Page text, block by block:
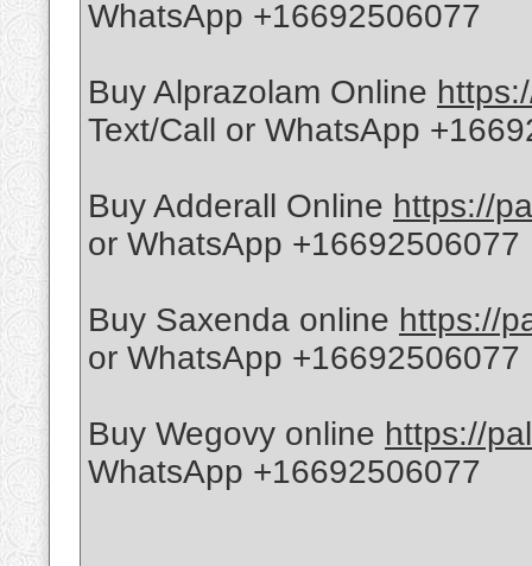
WhatsApp +16692506077
Buy Alprazolam Online
Text/Call or WhatsApp
Buy Adderall Online https://
or WhatsApp +16692506077
Buy Saxenda online https://
or WhatsApp +16692506077
Buy Wegovy online https://
WhatsApp +16692506077